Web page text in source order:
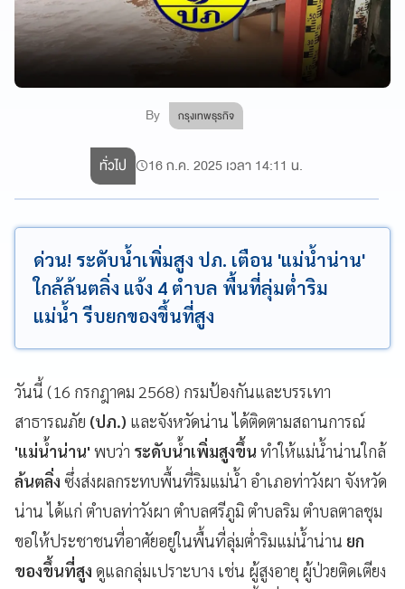
By กรุงเทพธุรกิจ
ทั่วไป 16 ก.ค. 2025 เวลา 14:11 น.
ด่วน! ระดับน้ำเพิ่มสูง ปภ. เตือน 'แม่น้ำน่าน'
ใกล้ล้นตลิ่ง แจ้ง 4 ตำบล พื้นที่ลุ่มต่ำริม
แม่น้ำ รีบยกของขึ้นที่สูง
วันนี้ (16 กรกฎาคม 2568) กรมป้องกันและบรรเทา
สาธารณภัย (ปภ.) และจังหวัดน่าน ได้ติดตามสถานการณ์
'แม่น้ำน่าน' พบว่า ระดับน้ำเพิ่มสูงขึ้น ทำให้แม่น้ำน่านใกล้
ล้นตลิ่ง ซึ่งส่งผลกระทบพื้นที่ริมแม่น้ำ อำเภอท่าวังผา จังหวัด
น่าน ได้แก่ ตำบลท่าวังผา ตำบลศรีภูมิ ตำบลริม ตำบลตาลชุม
ขอให้ประชาชนที่อาศัยอยู่ในพื้นที่ลุ่มต่ำริมแม่น้ำน่าน ยก
ของขึ้นที่สูง ดูแลกลุ่มเปราะบาง เช่น ผู้สูงอายุ ผู้ป่วยติดเตียง